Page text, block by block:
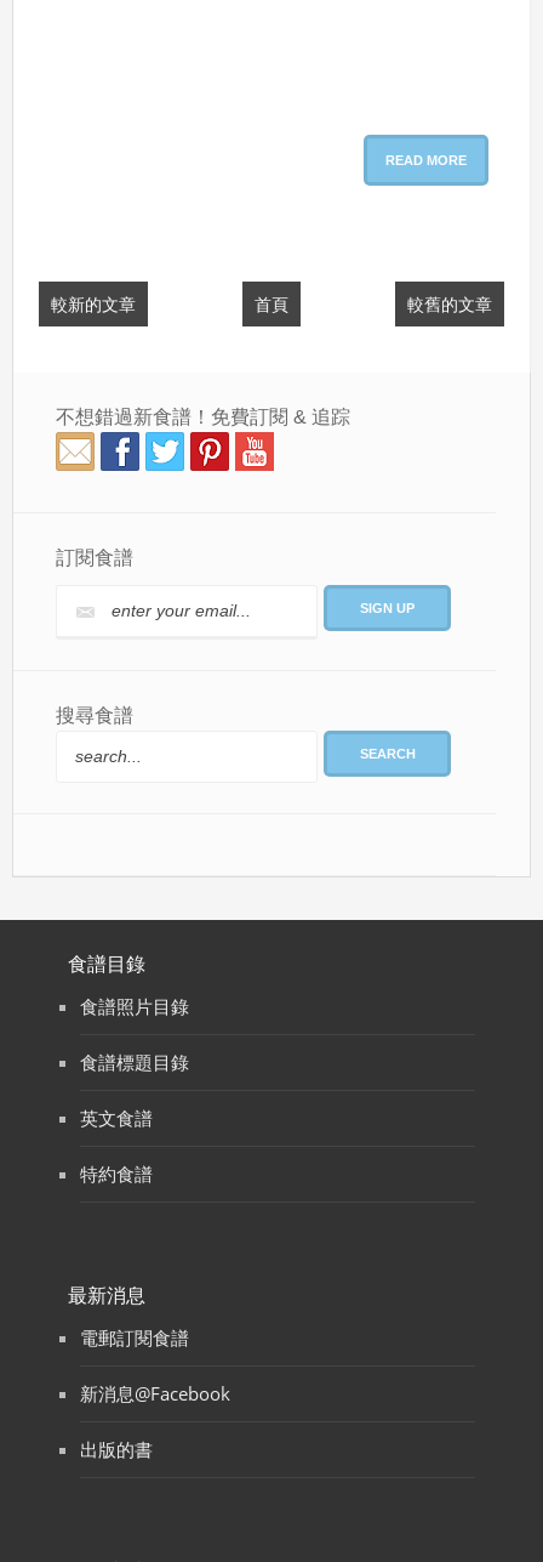
READ MORE
較新的文章 較舊的文章
首頁
不想錯過新食譜！免費訂閱 & 追踪
訂閱食譜
搜尋食譜
SEARCH
食譜目錄
食譜照片目錄
食譜標題目錄
英文食譜
特約食譜
最新消息
電郵訂閱食譜
新消息@Facebook
出版的書